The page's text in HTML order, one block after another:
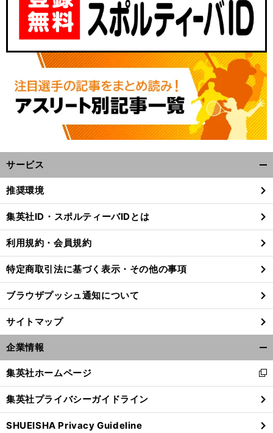
絶
」
サービス
閉
る
推奨環境
集英社ID・スポルティーバIDとは
利用規約・会員規約
特定商取引法に基づく表示・その他の事項
ブラウザプッシュ通知について
サイトマップ
企業情報
閉
る
集英社ホームページ
新
し
い
ウ
ィ
集英社プライバシーガイドライン
SHUEISHA Privacy Guideline